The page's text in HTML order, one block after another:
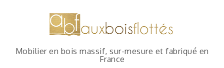
Mobilier en bois massif, sur-mesure et fabriqué en
France